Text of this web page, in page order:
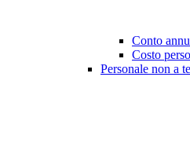
Conto
Costo
Personale non a